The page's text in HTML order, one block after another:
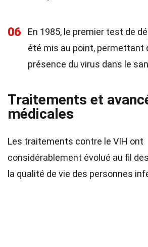
06
En 1985, le premier test de
été mis au point, permettant
présence du virus dans le
Traitements et
médicales
Les traitements contre le VIH ont
considérablement évolué au fil
la qualité de vie des personnes